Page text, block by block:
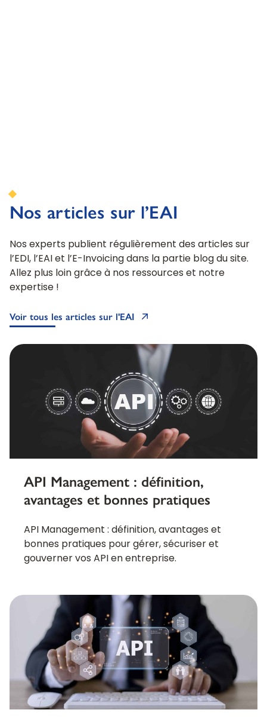
Nos articles sur l’EAI
Nos experts publient régulièrement des articles sur
l’EDI, l’EAI et l’E-Invoicing dans la partie blog du site.
Allez plus loin grâce à nos ressources et notre
expertise !
Voir tous les articles sur l'EAI
API Management : définition,
avantages et bonnes pratiques
API Management : définition, avantages et
bonnes pratiques pour gérer, sécuriser et
gouverner vos API en entreprise.